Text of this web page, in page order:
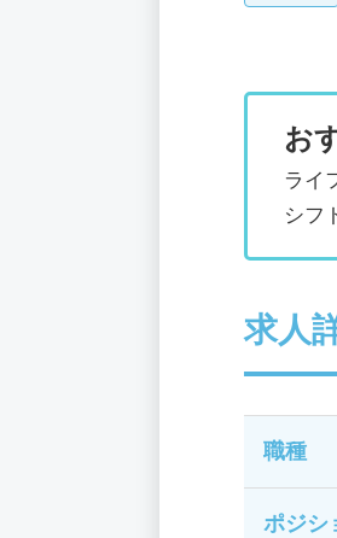
お
ライ
シフ
求人
職種
ポジシ